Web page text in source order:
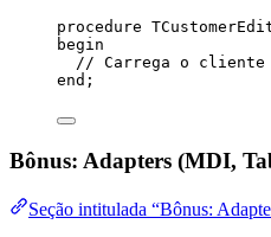
procedure
begin
// Carrega o cliente
end ;
Bônus: Adapters (MDI,
Seção intitulada “Bônus: